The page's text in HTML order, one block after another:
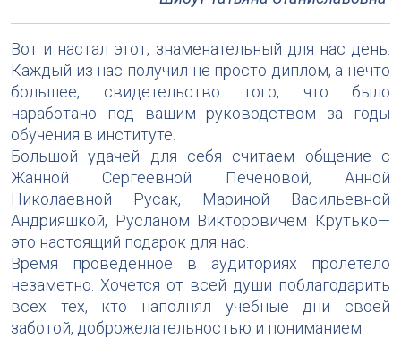
Вот и настал этот, знаменательный для нас день.
Каждый из нас получил не просто диплом, а нечто
большее, свидетельство того, что было
наработано под вашим руководством за годы
обучения в институте.
Большой удачей для себя считаем общение с
Жанной Сергеевной Печеновой, Анной
Николаевной Русак, Мариной Васильевной
Андрияшкой, Русланом Викторовичем Крутько—
это настоящий подарок для нас.
Время проведенное в аудиториях пролетело
незаметно. Хочется от всей души поблагодарить
всех тех, кто наполнял учебные дни своей
заботой, доброжелательностью и пониманием.